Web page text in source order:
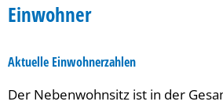
Einwohner
Einwohner
Aktuelle Einwohnerzahlen
Der Nebenwohnsitz ist in der